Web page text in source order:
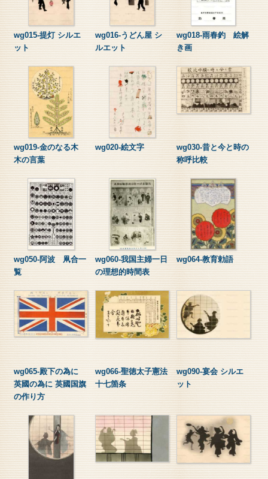
wg015-提灯 シルエ
ット
wg016-うどん屋 シ
ルエット
wg018-雨春釣 絵解
き画
wg019-金のなる木
木の言葉
wg020-絵文字
wg030-昔と今と時の
称呼比較
wg050-阿波 凧合一
覧
wg060-我国主婦一日
の理想的時間表
wg064-教育勅語
wg065-殿下の為に
英國の為に 英國国旗
の作り方
wg066-聖徳太子憲法
十七箇条
wg090-宴会 シルエ
ット